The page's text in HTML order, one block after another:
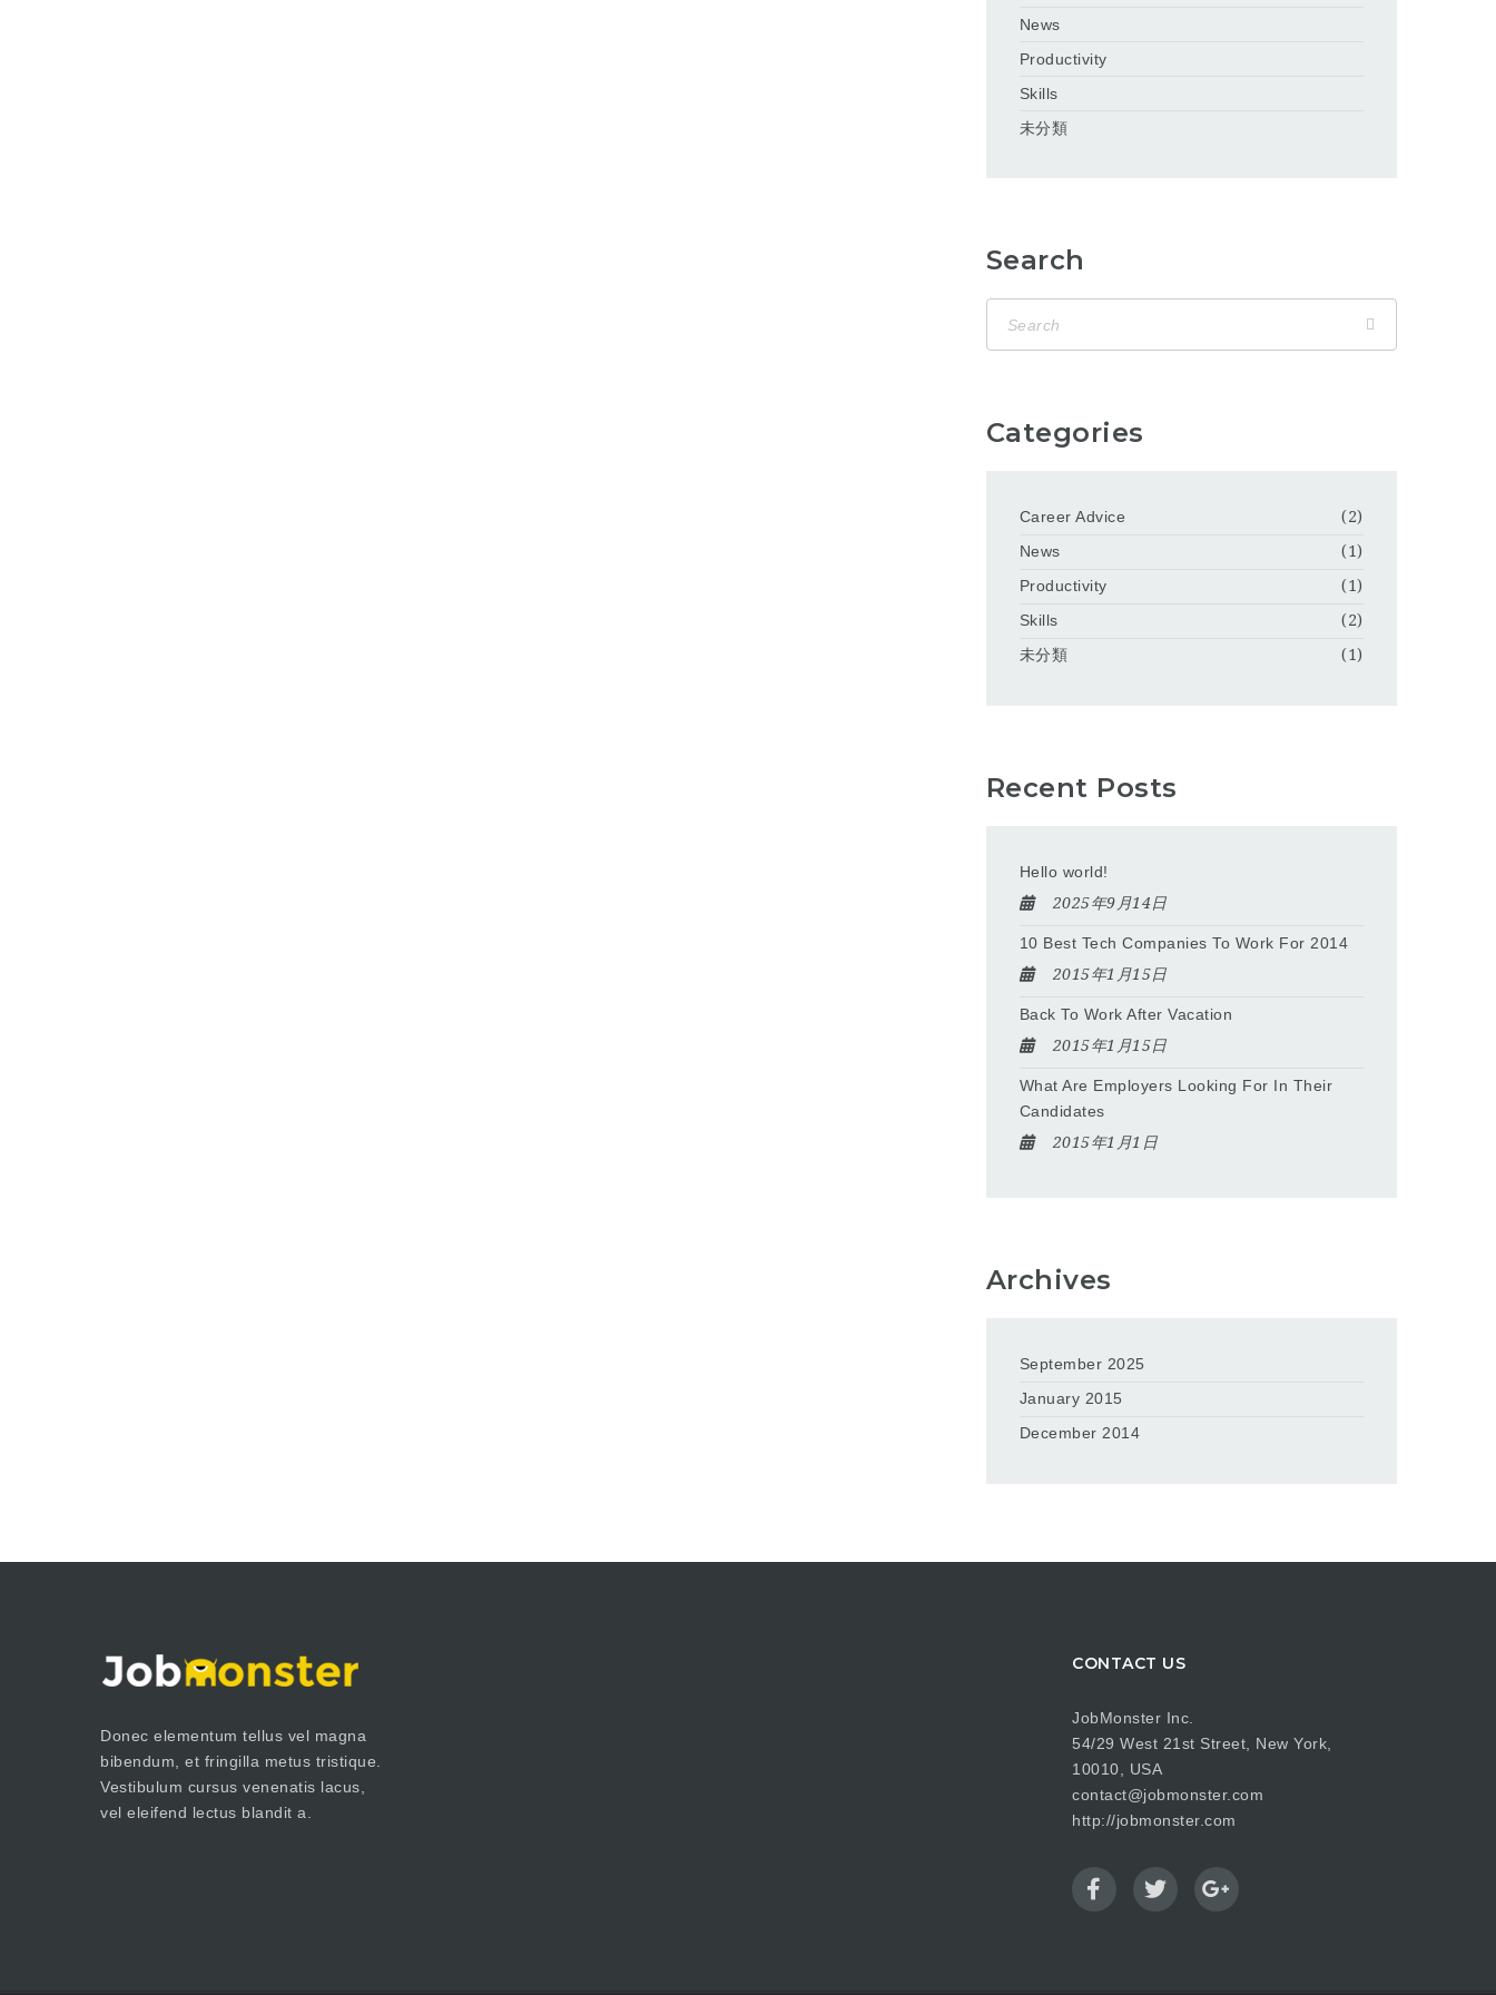
News
Productivity
Skills
未分類
Search
Categories
Career Advice
(2)
News
(1)
Productivity
(1)
Skills
(2)
未分類
(1)
Recent Posts
Hello world!
2025年9月14日
10 Best Tech Companies To Work For 2014
2015年1月15日
Back To Work After Vacation
2015年1月15日
What Are Employers Looking For In Their
Candidates
2015年1月1日
Archives
September 2025
January 2015
December 2014
Donec elementum tellus vel magna
bibendum, et fringilla metus tristique.
Vestibulum cursus venenatis lacus,
vel eleifend lectus blandit a.
CONTACT US
JobMonster Inc.
54/29 West 21st Street, New York,
10010, USA
contact@jobmonster.com
http://jobmonster.com